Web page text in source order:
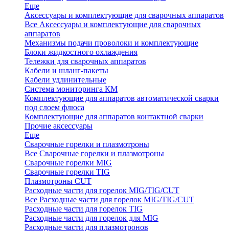
Еще
Аксессуары и комплектующие для сварочных аппаратов
Все Аксессуары и комплектующие для сварочных
аппаратов
Механизмы подачи проволоки и комплектующие
Блоки жидкостного охлаждения
Тележки для сварочных аппаратов
Кабели и шланг-пакеты
Кабели удлинительные
Система мониторинга КМ
Комплектующие для аппаратов автоматической сварки
под слоем флюса
Комплектующие для аппаратов контактной сварки
Прочие аксессуары
Еще
Сварочные горелки и плазмотроны
Все Сварочные горелки и плазмотроны
Сварочные горелки MIG
Сварочные горелки TIG
Плазмотроны CUT
Расходные части для горелок MIG/TIG/CUT
Все Расходные части для горелок MIG/TIG/CUT
Расходные части для горелок TIG
Расходные части для горелок для MIG
Расходные части для плазмотронов